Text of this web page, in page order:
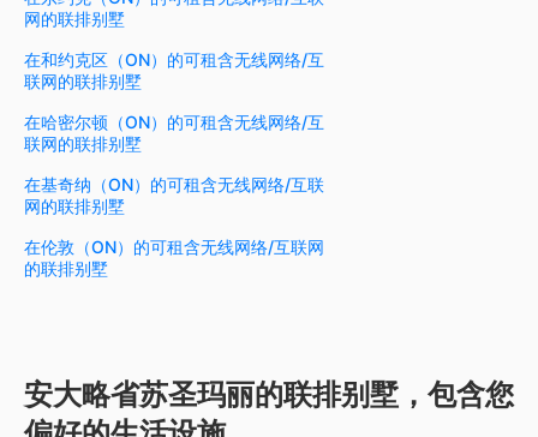
网的联排别墅
在和约克区（ON）的可租含无线网络/互
联网的联排别墅
在哈密尔顿（ON）的可租含无线网络/互
联网的联排别墅
在基奇纳（ON）的可租含无线网络/互联
网的联排别墅
在伦敦（ON）的可租含无线网络/互联网
的联排别墅
安大略省苏圣玛丽的联排别墅，包含您